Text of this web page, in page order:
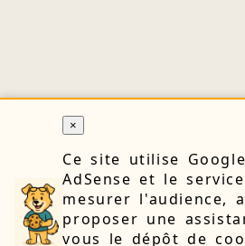
×
Ce site utilise
AdSense et le
mesurer l'audience,
proposer une
vous le dépôt de